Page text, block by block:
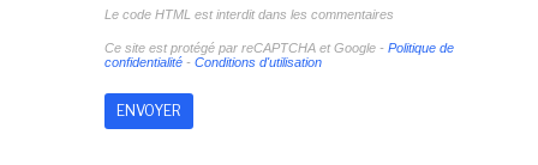
Le code HTML est interdit dans les commentaires
Ce site est protégé par reCAPTCHA et Google - Politique de
confidentialité- Conditions d'utilisation